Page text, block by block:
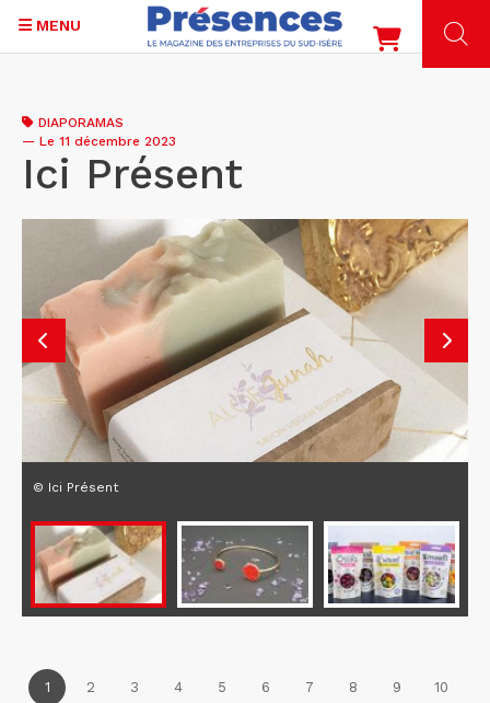
contenu
principal
MENU
DIAPORAMAS
— Le 11 décembre 2023
Ici Présent
© Ici Présent
1 2 3 4 5 6 7 8 9 10